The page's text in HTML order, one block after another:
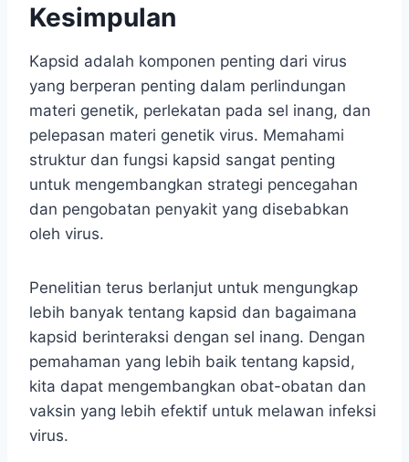
Kesimpulan
Kapsid adalah komponen penting dari virus
yang berperan penting dalam perlindungan
materi genetik, perlekatan pada sel inang, dan
pelepasan materi genetik virus. Memahami
struktur dan fungsi kapsid sangat penting
untuk mengembangkan strategi pencegahan
dan pengobatan penyakit yang disebabkan
oleh virus.
Penelitian terus berlanjut untuk mengungkap
lebih banyak tentang kapsid dan bagaimana
kapsid berinteraksi dengan sel inang. Dengan
pemahaman yang lebih baik tentang kapsid,
kita dapat mengembangkan obat-obatan dan
vaksin yang lebih efektif untuk melawan infeksi
virus.